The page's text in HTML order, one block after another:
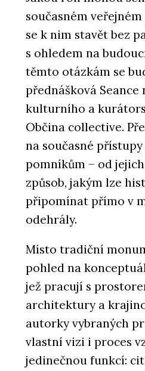
současném
se k nim stavět bez
s ohledem na
těmto otázkám se
přednášková Seance
kulturního a
Občina collective.
na současné
pomníkům – od
způsob, jakým lze
připomínat přímo v
odehrály.
Místo tradiční
pohled na
jež pracují s
architektury a
autorky vybraných
vlastní vizi i proces
jedinečnou funkcí: